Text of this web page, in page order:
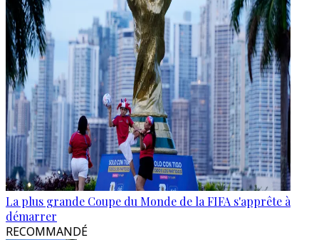
La plus grande Coupe du Monde de la FIFA s'apprête à
démarrer
RECOMMANDÉ